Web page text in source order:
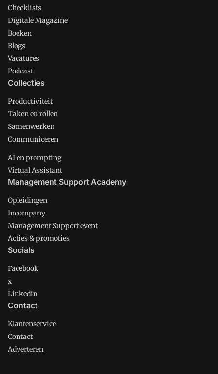
Checklists
Digitale Magazine
Boeken
Blogs
Vacatures
Podcast
Collecties
Productiviteit
Taken en rollen
Samenwerken
Communiceren
AI en prompting
Virtual Assistant
Management Support Academy
Opleidingen
Incompany
Management Support event
Acties & promoties
Socials
Facebook
x
Linkedin
Contact
Klantenservice
Contact
Adverteren